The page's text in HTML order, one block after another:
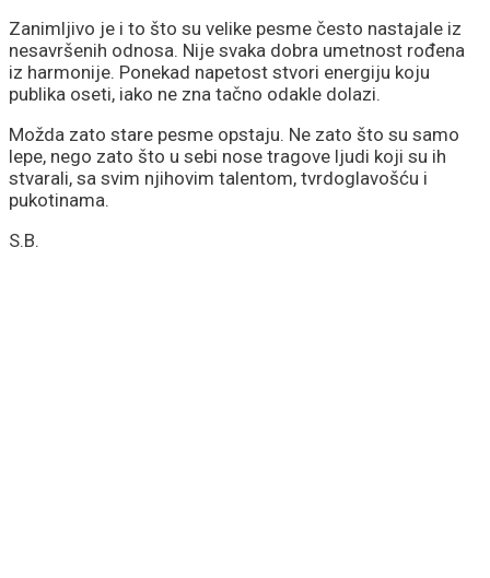
Zanimljivo je i to što su velike pesme često nastajale iz
nesavršenih odnosa. Nije svaka dobra umetnost rođena
iz harmonije. Ponekad napetost stvori energiju koju
publika oseti, iako ne zna tačno odakle dolazi.
Možda zato stare pesme opstaju. Ne zato što su samo
lepe, nego zato što u sebi nose tragove ljudi koji su ih
stvarali, sa svim njihovim talentom, tvrdoglavošću i
pukotinama.
S.B.